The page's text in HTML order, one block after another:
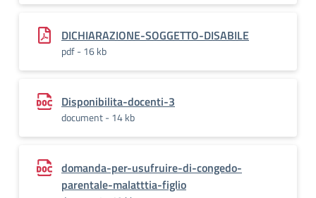
DICHIARAZIONE-SOGGETTO-DISABILE
pdf - 16 kb
Disponibilita-docenti-3
document - 14 kb
domanda-per-usufruire-di-congedo-
parentale-malatttia-figlio